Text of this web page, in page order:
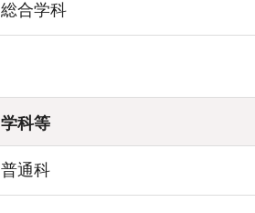
総合学科
学科等
普通科